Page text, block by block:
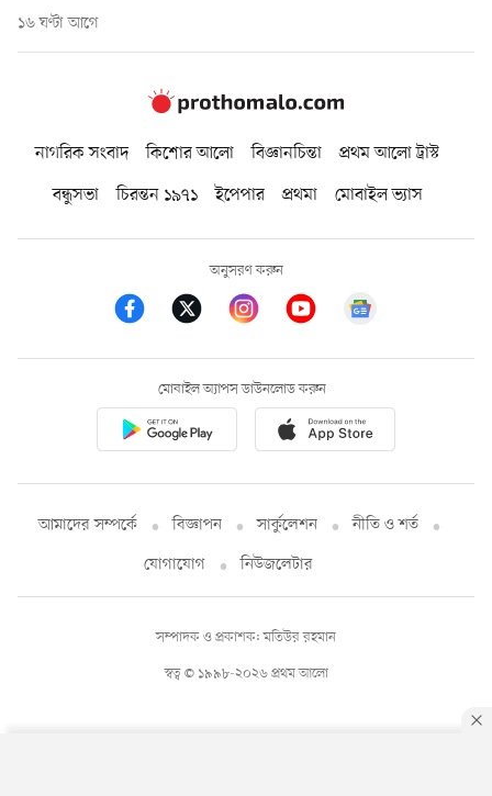
১৬ ঘণ্টা আগে
নাগরিক সংবাদ কিশোর আলো বিজ্ঞানচিন্তা
প্রথম আলো ট্রাস্ট
বন্ধুসভা
চিরন্তন ১৯৭১ ইপেপার প্রথমা মোবাইল ভ্যাস
অনুসরণ করুন
মোবাইল অ্যাপস ডাউনলোড করুন
আমাদের সম্পর্কে বিজ্ঞাপন সার্কুলেশন
নীতি ও শর্ত
যোগাযোগ
নিউজলেটার
স্বত্ব © ১৯৯৮-২০২৬ প্রথম আলো
সম্পাদক ও প্রকাশক: মতিউর রহমান